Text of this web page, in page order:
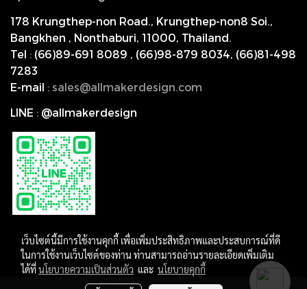
178 Krungthep-non Road., Krungthep-non8 Soi.,
Bangkhen , Nonthaburi, 11000, Thailand.
Tel : (66)89-691 8089 , (66)98-879 8034, (66)81-498
7283
E-mail : sales@allmakerdesign.com
LINE : @allmakerdesign
เว็บไซต์นี้มีการใช้งานคุกกี้ เพื่อเพิ่มประสิทธิภาพและประสบการณ์ที่ดี
ในการใช้งานเว็บไซต์ของท่าน ท่านสามารถอ่านรายละเอียดเพิ่มเติม
ได้ที่นโยบายความเป็นส่วนตัว และ นโยบายคุกกี้